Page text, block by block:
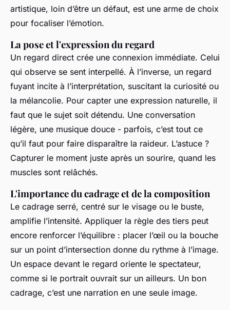
artistique, loin d’être un défaut, est une arme de choix
pour focaliser l’émotion.
La pose et l'expression du regard
Un regard direct crée une connexion immédiate. Celui
qui observe se sent interpellé. À l’inverse, un regard
fuyant incite à l’interprétation, suscitant la curiosité ou
la mélancolie. Pour capter une expression naturelle, il
faut que le sujet soit détendu. Une conversation
légère, une musique douce - parfois, c’est tout ce
qu’il faut pour faire disparaître la raideur. L’astuce ?
Capturer le moment juste après un sourire, quand les
muscles sont relâchés.
L'importance du cadrage et de la composition
Le cadrage serré, centré sur le visage ou le buste,
amplifie l’intensité. Appliquer la règle des tiers peut
encore renforcer l’équilibre : placer l’œil ou la bouche
sur un point d’intersection donne du rythme à l’image.
Un espace devant le regard oriente le spectateur,
comme si le portrait ouvrait sur un ailleurs. Un bon
cadrage, c’est une narration en une seule image.